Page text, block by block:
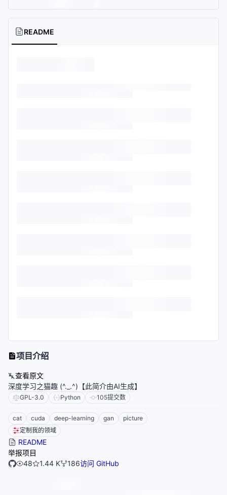
README
项目介绍
查看原文
深度学习之猫趣 (^._.^)【此简介由AI生成】
GPL-3.0 Python 105提交数
cat cuda deep-learning gan
picture
定制我的领域
README
举报项目
48
1.44 K 186访问 GitHub